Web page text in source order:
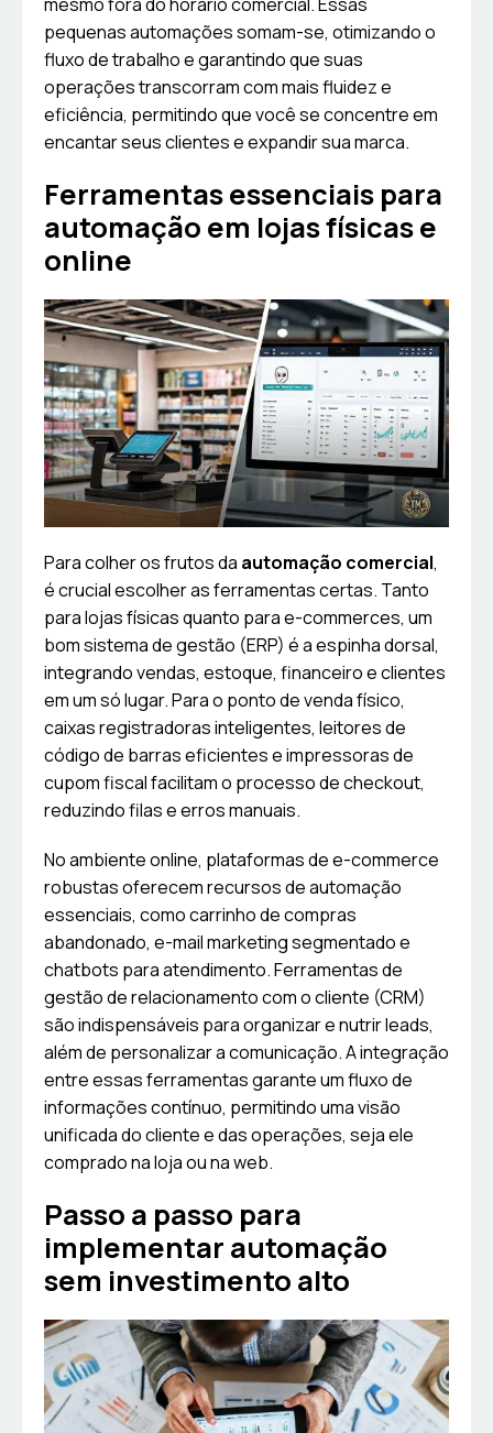
pequenas automações somam-se, otimizando o
fluxo de trabalho e garantindo que suas
operações transcorram com mais fluidez e
eficiência, permitindo que você se concentre em
encantar seus clientes e expandir sua marca.
Ferramentas essenciais para
automação em lojas físicas e
online
Para colher os frutos da automação comercial,
é crucial escolher as ferramentas certas. Tanto
para lojas físicas quanto para e-commerces, um
bom sistema de gestão (ERP) é a espinha dorsal,
integrando vendas, estoque, financeiro e clientes
em um só lugar. Para o ponto de venda físico,
caixas registradoras inteligentes, leitores de
código de barras eficientes e impressoras de
cupom fiscal facilitam o processo de checkout,
reduzindo filas e erros manuais.
No ambiente online, plataformas de e-commerce
robustas oferecem recursos de automação
essenciais, como carrinho de compras
abandonado, e-mail marketing segmentado e
chatbots para atendimento. Ferramentas de
gestão de relacionamento com o cliente (CRM)
são indispensáveis para organizar e nutrir leads,
além de personalizar a comunicação. A integração
entre essas ferramentas garante um fluxo de
informações contínuo, permitindo uma visão
unificada do cliente e das operações, seja ele
comprado na loja ou na web.
Passo a passo para
implementar automação
sem investimento alto